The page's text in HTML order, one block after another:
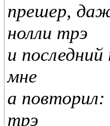
прешер,
нолли трэ
и
мне
а повторил:
трэ